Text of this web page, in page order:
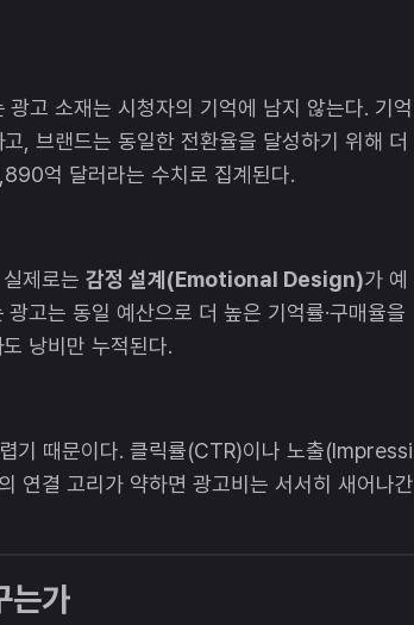
고 소재는 시청자의 기억에 남지 않는다. 기억
, 브랜드는 동일한 전환율을 달성하기 위해 더
억 달러라는 수치로 집계된다.
실제로는감정 설계(Emotional Design)가 예
고는 동일 예산으로 더 높은 기억률·구매율을
낭비만 누적된다.
기 때문이다. 클릭률(CTR)이나 노출(Impressi
연결 고리가 약하면 광고비는 서서히 새어나간
는가